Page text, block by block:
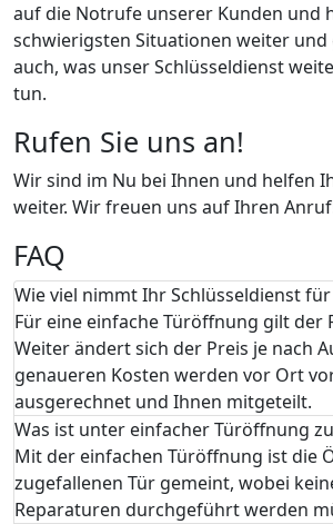
auf die Notrufe unserer Kunden und
schwierigsten Situationen weiter und
auch, was unser Schlüsseldienst
tun.
Rufen Sie uns an!
Wir sind im Nu bei Ihnen und helfen
weiter. Wir freuen uns auf Ihren
FAQ
Wie viel nimmt Ihr Schlüsseldienst
Für eine einfache Türöffnung gilt der
Weiter ändert sich der Preis je nach
genaueren Kosten werden vor Ort
ausgerechnet und Ihnen mitgeteilt.
Was ist unter einfacher Türöffnung
Mit der einfachen Türöffnung ist die
zugefallenen Tür gemeint, wobei
Reparaturen durchgeführt werden